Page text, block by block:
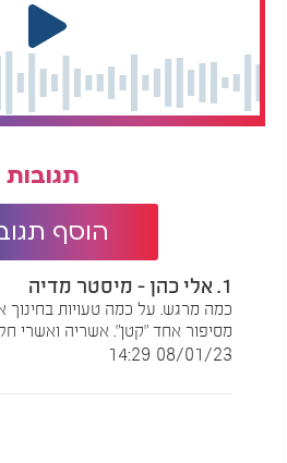
תגובות
הוסף
1. אלי כהן - מיסטר מדיה
כמה מרגש. על כמה טעויות
מסיפור אחד "קטן". אשריה ואשרי
08/01/23 14:29